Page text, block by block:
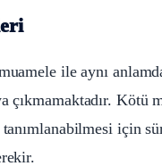
ile aynı
çıkmamaktadır. Kötü
için